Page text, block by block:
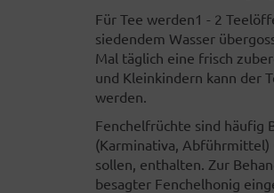
Für Tee werden1 - 2
siedendem Wasser
Mal täglich eine frisch
und Kleinkindern kann der
werden.
Fenchelfrüchte sind häufig
(Karminativa,
sollen, enthalten. Zur
besagter Fenchelhonig